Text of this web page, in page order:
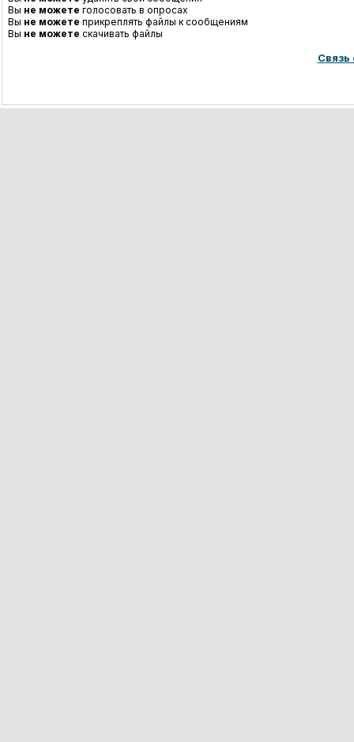
Вы не можете голосовать в опросах
Вы не можете прикреплять файлы к сообщениям
Вы не можете скачивать файлы